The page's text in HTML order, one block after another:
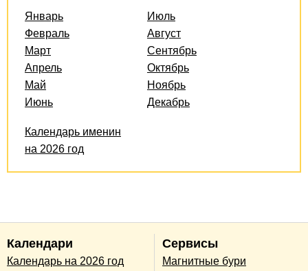
Январь
Февраль
Март
Апрель
Май
Июнь
Июль
Август
Сентябрь
Октябрь
Ноябрь
Декабрь
Календарь именин
на 2026 год
Календари
Календарь на 2026 год
Сервисы
Магнитные бури